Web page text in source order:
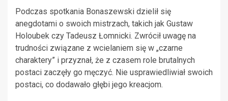
Podczas spotkania Bonaszewski dzielił się
anegdotami o swoich mistrzach, takich jak Gustaw
Holoubek czy Tadeusz Łomnicki. Zwrócił uwagę na
trudności związane z wcielaniem się w „czarne
charaktery” i przyznał, że z czasem role brutalnych
postaci zaczęły go męczyć. Nie usprawiedliwiał swoich
postaci, co dodawało głębi jego kreacjom.